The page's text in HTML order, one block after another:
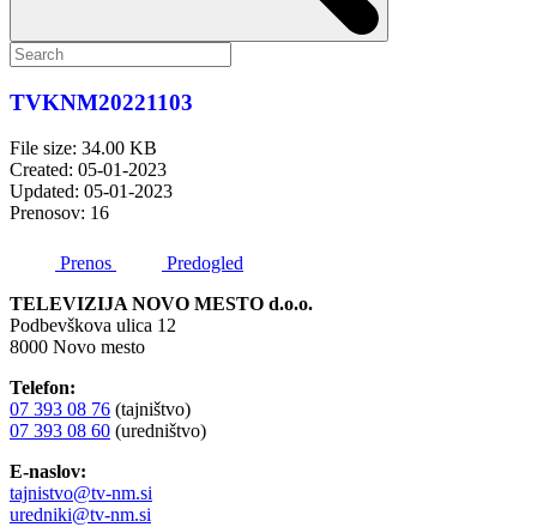
TVKNM20221103
File size: 34.00 KB
Created: 05-01-2023
Updated: 05-01-2023
Prenosov: 16
Prenos
Predogled
TELEVIZIJA NOVO MESTO d.o.o.
Podbevškova ulica 12
8000 Novo mesto
Telefon:
07 393 08 76 (tajništvo)
07 393 08 60 (uredništvo)
E-naslov:
tajnistvo@tv-nm.si
uredniki@tv-nm.si